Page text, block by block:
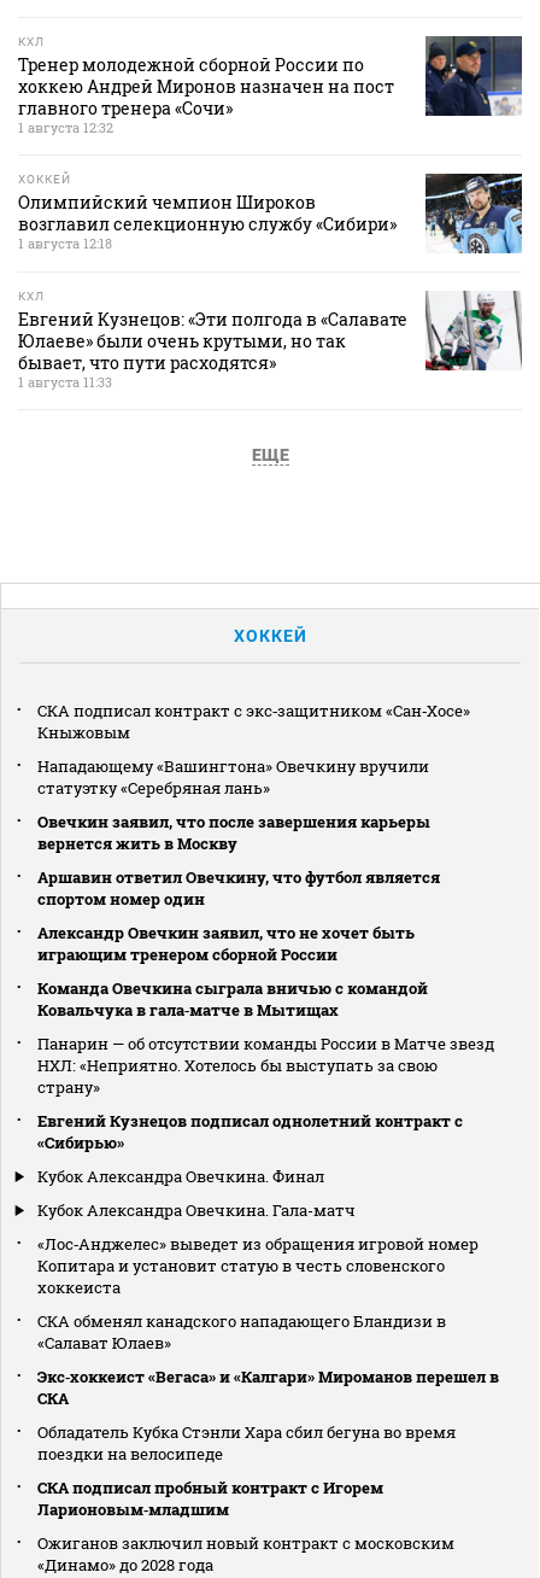
КХЛ
Тренер молодежной сборной России по
хоккею Андрей Миронов назначен на пост
главного тренера «Сочи»
1 августа 12:32
ХОККЕЙ
Олимпийский чемпион Широков
возглавил селекционную службу «Сибири»
1 августа 12:18
КХЛ
Евгений Кузнецов: «Эти полгода в «Салавате
Юлаеве» были очень крутыми, но так
бывает, что пути расходятся»
1 августа 11:33
ЕЩЕ
ХОККЕЙ
СКА подписал контракт с экс‑защитником «Сан‑Хосе»
Кныжовым
Нападающему «Вашингтона» Овечкину вручили
статуэтку «Серебряная лань»
Овечкин заявил, что после завершения карьеры
вернется жить в Москву
Аршавин ответил Овечкину, что футбол является
спортом номер один
Александр Овечкин заявил, что не хочет быть
играющим тренером сборной России
Команда Овечкина сыграла вничью с командой
Ковальчука в гала‑матче в Мытищах
Панарин — об отсутствии команды России в Матче звезд
НХЛ: «Неприятно. Хотелось бы выступать за свою
страну»
Евгений Кузнецов подписал однолетний контракт с
«Сибирью»
Кубок Александра Овечкина. Финал
Кубок Александра Овечкина. Гала-матч
«Лос‑Анджелес» выведет из обращения игровой номер
Копитара и установит статую в честь словенского
хоккеиста
СКА обменял канадского нападающего Бландизи в
«Салават Юлаев»
Экс‑хоккеист «Вегаса» и «Калгари» Мироманов перешел в
СКА
Обладатель Кубка Стэнли Хара сбил бегуна во время
поездки на велосипеде
СКА подписал пробный контракт с Игорем
Ларионовым‑младшим
Ожиганов заключил новый контракт с московским
«Динамо» до 2028 года